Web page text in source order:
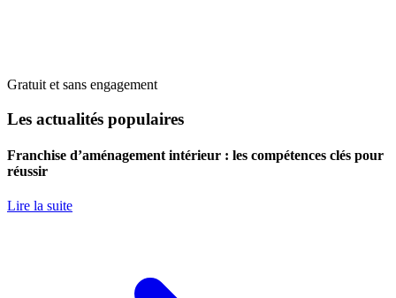
Gratuit et sans engagement
Les actualités populaires
Franchise d’aménagement intérieur : les compétences clés pour
réussir
Lire la suite